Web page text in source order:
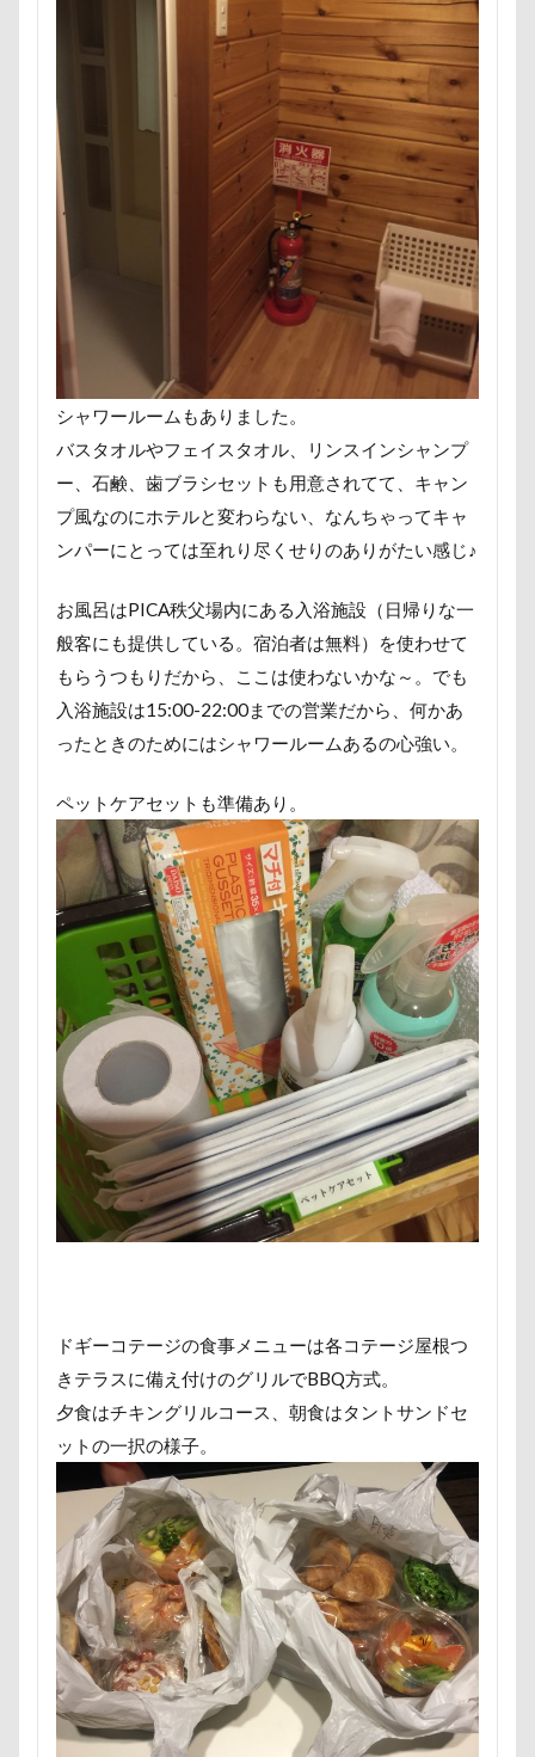
シャワールームもありました。
バスタオルやフェイスタオル、リンスインシャンプ
ー、石鹸、歯ブラシセットも用意されてて、キャン
プ風なのにホテルと変わらない、なんちゃってキャ
ンパーにとっては至れり尽くせりのありがたい感じ♪
お風呂はPICA秩父場内にある入浴施設（日帰りな一
般客にも提供している。宿泊者は無料）を使わせて
もらうつもりだから、ここは使わないかな～。でも
入浴施設は15:00-22:00までの営業だから、何かあ
ったときのためにはシャワールームあるの心強い。
ペットケアセットも準備あり。
ドギーコテージの食事メニューは各コテージ屋根つ
きテラスに備え付けのグリルでBBQ方式。
夕食はチキングリルコース、朝食はタントサンドセ
ットの一択の様子。
診察台 越谷市
観覧車
親戚探し
親ばかフィルター
見返りポーズ 西川口駅
西丹沢
西の河原公園
赤壁 足立区
那須旅行
那須ゴンドラ
那須どうぶつ王国
那須とりっくあーとぴあ
那覇市
道満ドッグプール
運転手
遊んで
踊り
迷子札
近江屋
農家のオバチャン
軽井沢町 南軽井沢
軽井沢町
軽井沢旅行
軽井沢タリアセン
日向ぼっこ
春日部市
星野エリア
昇降テーブル
旭日丘湖畔緑地公園
旧軽井沢森ノ美術館
日高市
日帰り入院
新春ハッピースクラッチキャンペーン
斑尾高原
暑さ対策
最敬礼 撮影スポット
板橋区
梨
梅百花園 梅 桜並木
桜
松本市
月チャーム 東芝
東京都
東京ビックサイト
東京April 来客
本部町
未来ちゃん
木更津 望くん
服
撮影テクニック
携帯ストラップ
極上牛のスペアリブ
忍者
成田ゆめ牧場
愛車
情報誌 恩納村 怪獣
怖い
怒られる5秒前
怒らない 忘年会
心雑音
成田山新勝寺
心配無用 心配
心臓病の薬
心大朗くん
微速度撮影 御用
彼岸花
彩湖・道満グリーンパーク
弱点
成田山
成田市
掻き掻き 手編み
接触冷感
接待係
指輪 抱擁
抱っこ紐
手作りスヌード
手作りゴハン
手作りケーキ
手作りオヤツ
手作り
扇雀飴本舗
所沢航空記念公園
所沢市 房総
戸田市
椿
模様
短冊に願いごと書いったー
犬の系統図
猫 独身貴族
狂犬病予防接種
犬用御節
犬用ケーキ 犬歯
犬服
犬旅本
犬もダメにするクッション
犬と泊まれる宿
玉ボケ
犬から訊いた「お留守番のストレスがやわらぐ」CDブッ
ク
特集
特等席 牛革鑑札入れ
牛乳屋